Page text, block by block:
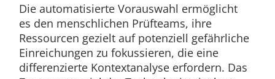
Die automatisierte Vorauswahl ermöglicht
es den menschlichen Prüfteams, ihre
Ressourcen gezielt auf potenziell gefährliche
Einreichungen zu fokussieren, die eine
differenzierte Kontextanalyse erfordern. Das